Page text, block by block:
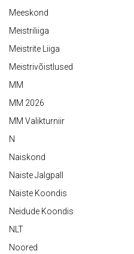
Meeskond
Meistriliiga
Meistrite Liiga
Meistrivõistlused
MM
MM 2026
MM Valikturniir
N
Naiskond
Naiste Jalgpall
Naiste Koondis
Neidude Koondis
NLT
Noored